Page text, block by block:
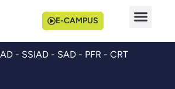
E-CAMPUS
- SSIAD - SAD - PFR - CRT